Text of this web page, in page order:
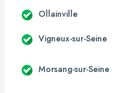
Ollainville
Vigneux-sur-Seine
Morsang-sur-Seine